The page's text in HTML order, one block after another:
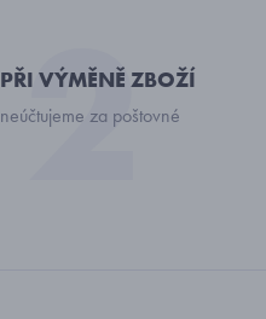
PŘI VÝMĚNĚ ZBOŽÍ
neúčtujeme za poštovné